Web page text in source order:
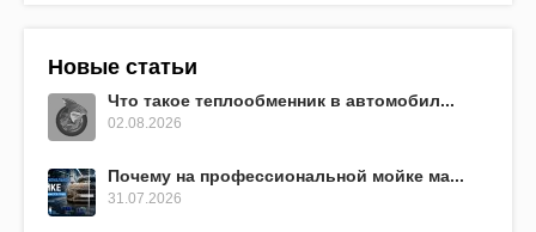
Новые статьи
Что такое теплообменник в автомобил...
02.08.2026
Почему на профессиональной мойке ма...
31.07.2026